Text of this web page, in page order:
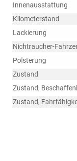
Innenausstattung
Kilometerstand
Lackierung
Nichtraucher-
Polsterung
Zustand
Zustand,
Zustand,